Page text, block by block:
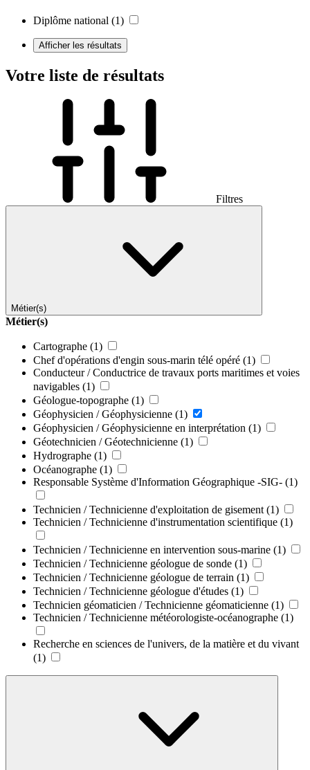
Diplôme national (1)
Afficher les résultats
Votre liste de résultats
Filtres
Métier(s)
Métier(s)
Cartographe (1)
Chef d'opérations d'engin sous-marin télé opéré (1)
Conducteur / Conductrice de travaux ports maritimes et voies
navigables (1)
Géologue-topographe (1)
Géophysicien / Géophysicienne (1)
Géophysicien / Géophysicienne en interprétation (1)
Géotechnicien / Géotechnicienne (1)
Hydrographe (1)
Océanographe (1)
Responsable Système d'Information Géographique -SIG- (1)
Technicien / Technicienne d'exploitation de gisement (1)
Technicien / Technicienne d'instrumentation scientifique (1)
Technicien / Technicienne en intervention sous-marine (1)
Technicien / Technicienne géologue de sonde (1)
Technicien / Technicienne géologue de terrain (1)
Technicien / Technicienne géologue d'études (1)
Technicien géomaticien / Technicienne géomaticienne (1)
Technicien / Technicienne météorologiste-océanographe (1)
Recherche en sciences de l'univers, de la matière et du vivant
(1)